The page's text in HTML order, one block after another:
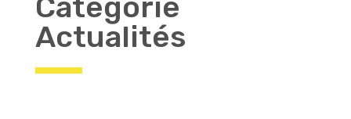
Actualités